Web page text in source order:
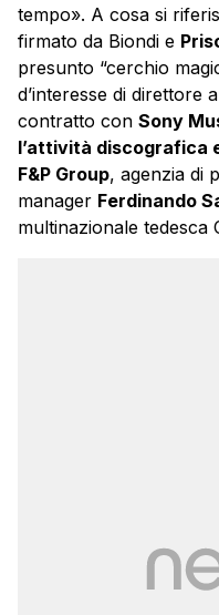
tempo». A cosa si
firmato da Biondi e
presunto “cerchio
d’interesse di direttore
contratto con Sony
l’attività discografica
F&P Group, agenzia di
manager Ferdinando
multinazionale tedesca